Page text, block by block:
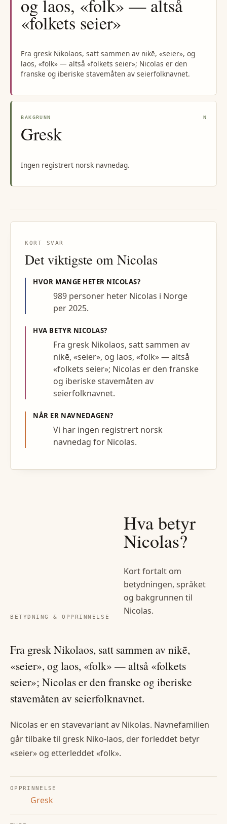
og laos, «folk» — altså
«folkets seier»
Fra gresk Nikolaos, satt sammen av nikē, «seier», og
laos, «folk» — altså «folkets seier»; Nicolas er den
franske og iberiske stavemåten av seierfolknavnet.
BAKGRUNN N
Gresk
Ingen registrert norsk navnedag.
KORT SVAR
Det viktigste om Nicolas
HVOR MANGE HETER NICOLAS?
989 personer heter Nicolas i Norge
per 2025.
HVA BETYR NICOLAS?
Fra gresk Nikolaos, satt sammen av
nikē, «seier», og laos, «folk» — altså
«folkets seier»; Nicolas er den franske
og iberiske stavemåten av
seierfolknavnet.
NÅR ER NAVNEDAGEN?
Vi har ingen registrert norsk
navnedag for Nicolas.
BETYDNING & OPPRINNELSE
Hva betyr
Nicolas?
Kort fortalt om
betydningen, språket
og bakgrunnen til
Nicolas.
Fra gresk Nikolaos, satt sammen av nikē,
«seier», og laos, «folk» — altså «folkets
seier»; Nicolas er den franske og iberiske
stavemåten av seierfolknavnet.
Nicolas er en stavevariant av Nikolas. Navnefamilien
går tilbake til gresk Niko-laos, der forleddet betyr
«seier» og etterleddet «folk».
OPPRINNELSE
Gresk